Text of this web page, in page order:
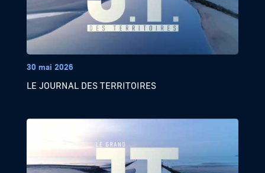
30 mai 2026
LE JOURNAL DES TERRITOIRES